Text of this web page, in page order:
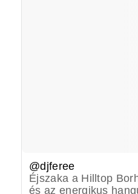
@djferee
Éjszaka a Hilltop
és az energikus